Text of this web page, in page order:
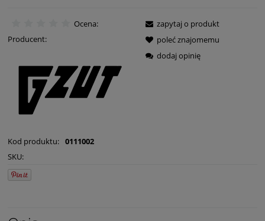
Ocena:
Producent:
Kod produktu: 0111002
SKU:
zapytaj o produkt
poleć znajomemu
dodaj opinię